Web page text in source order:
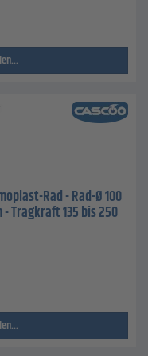
Rad - Rad-Ø 100
- Tragkraft 135 bis 250